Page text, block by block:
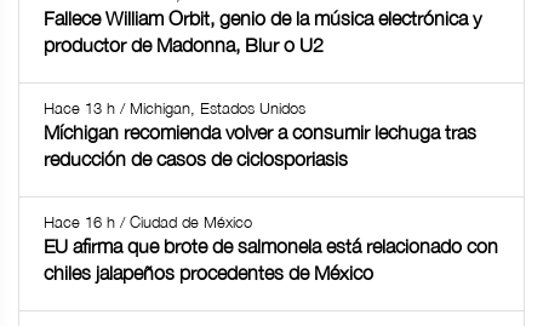
Fallece William Orbit, genio de la música electrónica y
productor de Madonna, Blur o U2
Hace 13 h / Michigan, Estados Unidos
Míchigan recomienda volver a consumir lechuga tras
reducción de casos de ciclosporiasis
Hace 16 h / Ciudad de México
EU afirma que brote de salmonela está relacionado con
chiles jalapeños procedentes de México